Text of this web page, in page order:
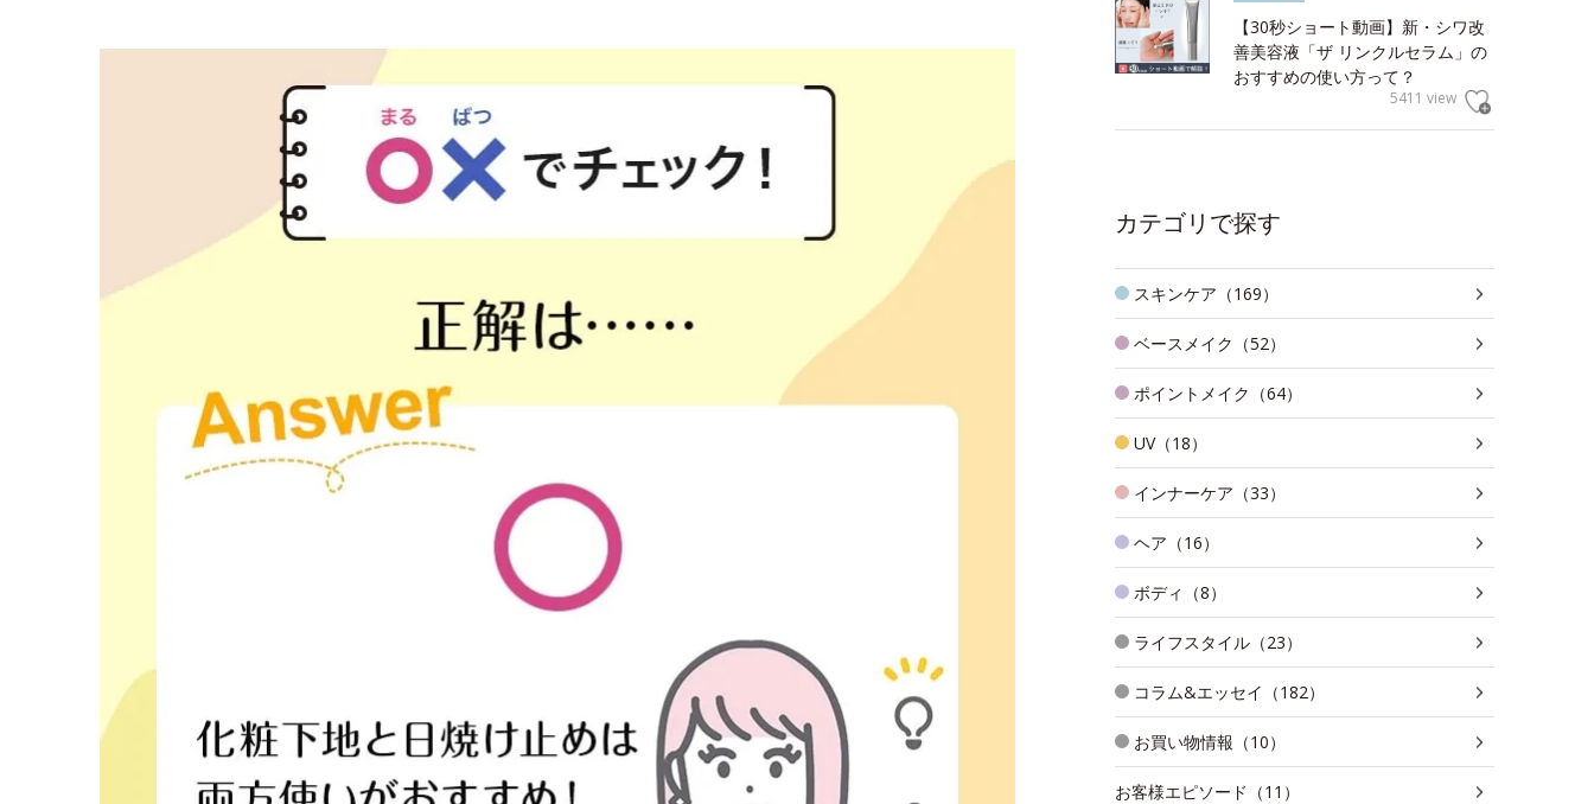
【30秒ショート動画】新・シワ改
善美容液「ザ リンクルセラム」の
おすすめの使い方って？
5411 view
カテゴリで探す
スキンケア（169）
ベースメイク（52）
ポイントメイク（64）
UV（18）
インナーケア（33）
ヘア（16）
ボディ（8）
ライフスタイル（23）
コラム&エッセイ（182）
お買い物情報（10）
お客様エピソード（11）